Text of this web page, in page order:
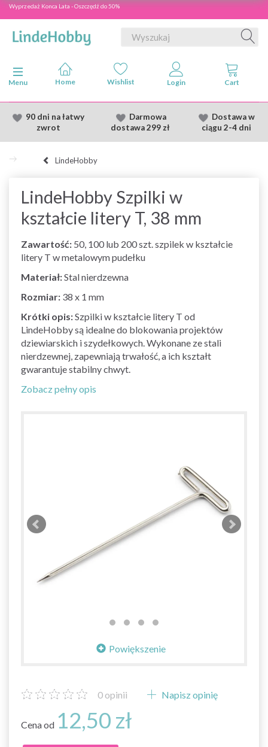
Wyprzedaż Konca Lata - Oszczędź do 50%
Przełącz nawigację
Menu
90 dni na łatwy
zwrot
Darmowa
dostawa299 zł
Dostawaw
ciągu 2-4 dni
LindeHobby
LindeHobby Szpilki w
kształcie litery T, 38 mm
Zawartość: 50, 100 lub 200 szt. szpilek w kształcie
litery T w metalowym pudełku
Materiał:Stal nierdzewna
Rozmiar: 38 x 1 mm
Krótki opis:Szpilki w kształcie litery T od
LindeHobby są idealne do blokowania projektów
dziewiarskich i szydełkowych. Wykonane ze stali
nierdzewnej, zapewniają trwałość, a ich kształt
gwarantuje stabilny chwyt.
Zobacz pełny opis
Powiększenie
0 opinii Napisz opinię
Cena od 12,50 zł